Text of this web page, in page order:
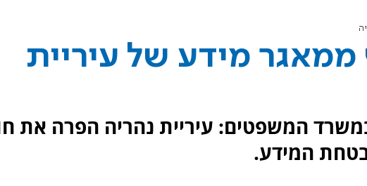
ממאגר מידע של עיריית
המשפטים: עיריית נהריה הפרה את
המידע.